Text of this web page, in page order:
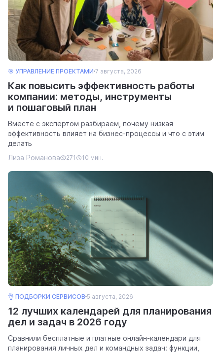
🎯 УПРАВЛЕНИЕ ПРОЕКТАМИ 7 августа, 2026
Как повысить эффективность работы
компании: методы, инструменты
и пошаговый план
Вместе с экспертом разбираем, почему низкая
эффективность влияет на бизнес-процессы и что с этим
делать
Лиза Романова
271 10 мин.
👌 ПОДБОРКИ СЕРВИСОВ 5 августа, 2026
12 лучших календарей для планирования
дел и задач в 2026 году
Сравнили бесплатные и платные онлайн-календари для
планирования личных дел и командных задач: функции,